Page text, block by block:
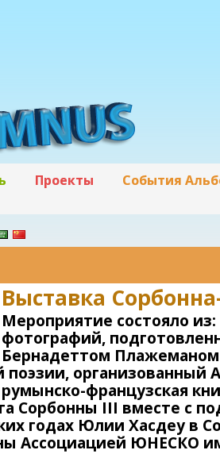
Проекты
События
Выставка
Мероприятие состояло
фотографий,
Бернадеттом
поэзии, организованный
французская
Сорбонны III вместе с
годах Юлии Хасдеу в
Ассоциацией ЮНЕСКО